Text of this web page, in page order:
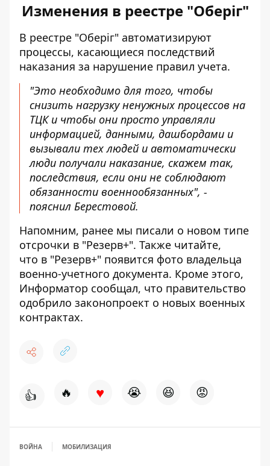
Изменения в реестре "Оберіг"
В реестре "Оберіг" автоматизируют
процессы, касающиеся последствий
наказания за нарушение правил учета.
"Это необходимо для того, чтобы
снизить нагрузку ненужных процессов на
ТЦК и чтобы они просто управляли
информацией, данными, дашбордами и
вызывали тех людей и автоматически
люди получали наказание, скажем так,
последствия, если они не соблюдают
обязанности военнообязанных", -
пояснил Берестовой.
Напомним, ранее мы писали о новом типе
отсрочки в "Резерв+". Также читайте,
что в "Резерв+" появится фото владельца
военно-учетного документа. Кроме этого,
Информатор сообщал, что правительство
одобрило законопроект о новых военных
контрактах.
👍 🔥 ♥ 😭 😆 😡
ВОЙНА МОБИЛИЗАЦИЯ